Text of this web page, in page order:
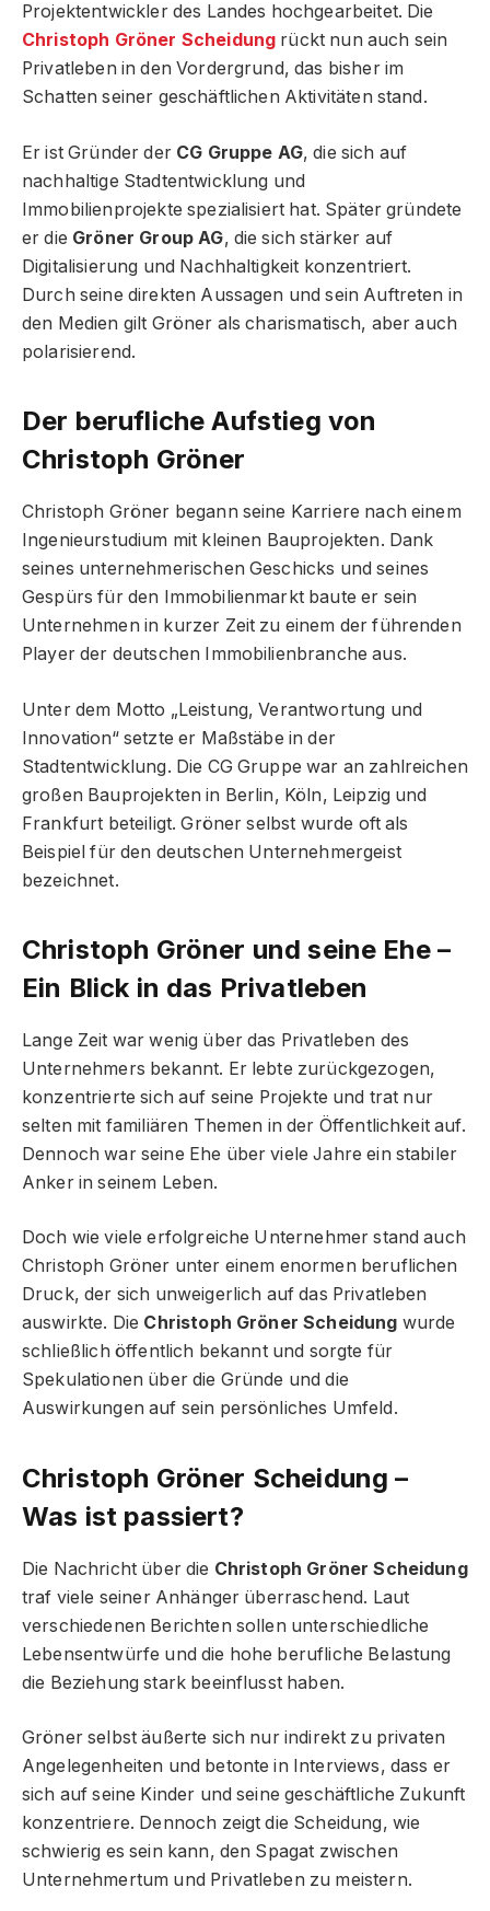
Projektentwickler des Landes hochgearbeitet. Die
Christoph Gröner Scheidung rückt nun auch sein
Privatleben in den Vordergrund, das bisher im
Schatten seiner geschäftlichen Aktivitäten stand.
Er ist Gründer der CG Gruppe AG, die sich auf
nachhaltige Stadtentwicklung und
Immobilienprojekte spezialisiert hat. Später gründete
er die Gröner Group AG, die sich stärker auf
Digitalisierung und Nachhaltigkeit konzentriert.
Durch seine direkten Aussagen und sein Auftreten in
den Medien gilt Gröner als charismatisch, aber auch
polarisierend.
Der berufliche Aufstieg von
Christoph Gröner
Christoph Gröner begann seine Karriere nach einem
Ingenieurstudium mit kleinen Bauprojekten. Dank
seines unternehmerischen Geschicks und seines
Gespürs für den Immobilienmarkt baute er sein
Unternehmen in kurzer Zeit zu einem der führenden
Player der deutschen Immobilienbranche aus.
Unter dem Motto „Leistung, Verantwortung und
Innovation“ setzte er Maßstäbe in der
Stadtentwicklung. Die CG Gruppe war an zahlreichen
großen Bauprojekten in Berlin, Köln, Leipzig und
Frankfurt beteiligt. Gröner selbst wurde oft als
Beispiel für den deutschen Unternehmergeist
bezeichnet.
Christoph Gröner und seine Ehe –
Ein Blick in das Privatleben
Lange Zeit war wenig über das Privatleben des
Unternehmers bekannt. Er lebte zurückgezogen,
konzentrierte sich auf seine Projekte und trat nur
selten mit familiären Themen in der Öffentlichkeit auf.
Dennoch war seine Ehe über viele Jahre ein stabiler
Anker in seinem Leben.
Doch wie viele erfolgreiche Unternehmer stand auch
Christoph Gröner unter einem enormen beruflichen
Druck, der sich unweigerlich auf das Privatleben
auswirkte. Die Christoph Gröner Scheidung wurde
schließlich öffentlich bekannt und sorgte für
Spekulationen über die Gründe und die
Auswirkungen auf sein persönliches Umfeld.
Christoph Gröner Scheidung –
Was ist passiert?
Die Nachricht über die Christoph Gröner Scheidung
traf viele seiner Anhänger überraschend. Laut
verschiedenen Berichten sollen unterschiedliche
Lebensentwürfe und die hohe berufliche Belastung
die Beziehung stark beeinflusst haben.
Gröner selbst äußerte sich nur indirekt zu privaten
Angelegenheiten und betonte in Interviews, dass er
sich auf seine Kinder und seine geschäftliche Zukunft
konzentriere. Dennoch zeigt die Scheidung, wie
schwierig es sein kann, den Spagat zwischen
Unternehmertum und Privatleben zu meistern.